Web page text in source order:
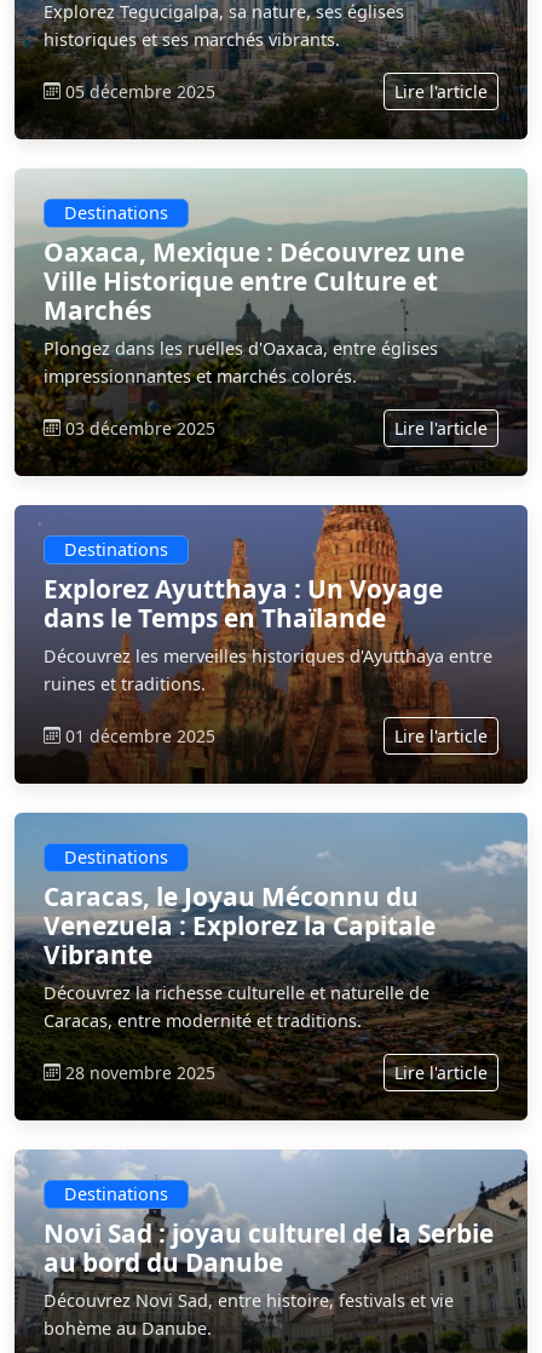
Explorez Tegucigalpa, sa nature, ses églises
historiques et ses marchés vibrants.
05 décembre 2025 Lire l'article
Destinations
Oaxaca, Mexique : Découvrez une
Ville Historique entre Culture et
Marchés
Plongez dans les ruelles d'Oaxaca, entre églises
impressionnantes et marchés colorés.
03 décembre 2025 Lire l'article
Destinations
Explorez Ayutthaya : Un Voyage
dans le Temps en Thaïlande
Découvrez les merveilles historiques d'Ayutthaya entre
ruines et traditions.
01 décembre 2025 Lire l'article
Destinations
Caracas, le Joyau Méconnu du
Venezuela : Explorez la Capitale
Vibrante
Découvrez la richesse culturelle et naturelle de
Caracas, entre modernité et traditions.
28 novembre 2025 Lire l'article
Destinations
Novi Sad : joyau culturel de la Serbie
au bord du Danube
Découvrez Novi Sad, entre histoire, festivals et vie
bohème au Danube.